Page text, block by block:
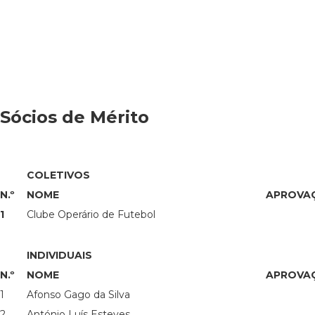
Sócios de Mérito
COLETIVOS
N.º
NOME
1
Clube Operário de Futebol
INDIVIDUAIS
N.º
NOME
1
Afonso Gago da Silva